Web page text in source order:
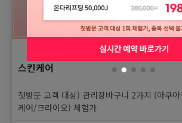
스킨케어
첫방문 고객 대상) 관리장바구니 2가지 (아쿠
케어/크라이오) 체험가